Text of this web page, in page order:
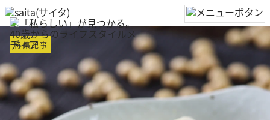
特集記事